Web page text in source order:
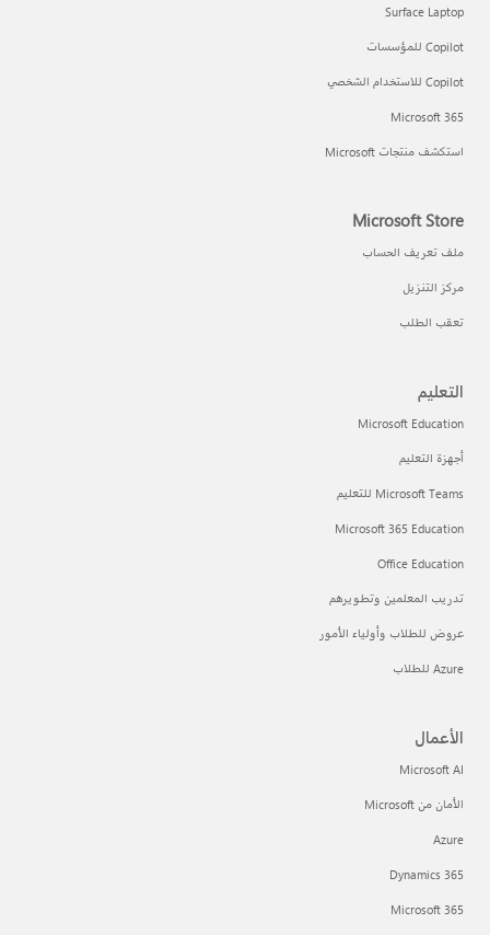
Surface Laptop
Copilot للمؤسسات
Copilot للاستخدام الشخصي
Microsoft 365
استكشف منتجات Microsoft
Microsoft Store
ملف تعريف الحساب
مركز التنزيل
تعقب الطلب
التعليم
Microsoft Education
أجهزة التعليم
Microsoft Teams للتعليم
Microsoft 365 Education
Office Education
تدريب المعلمين وتطويرهم
عروض للطلاب وأولياء الأمور
Azure للطلاب
الأعمال
Microsoft AI
الأمان من Microsoft
Azure
Dynamics 365
Microsoft 365